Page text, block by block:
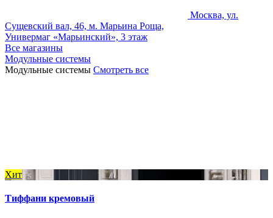
Москва, ул.
Сущевский вал, 46, м. Марьина Роща,
Универмаг «Марьинский», 3 этаж
Все магазины
Модульные системы
Модульные системы Смотреть все
Хит
Тиффани кремовый